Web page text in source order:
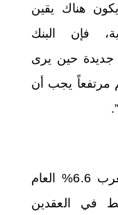
هناك يقين
فإن البنك
جديدة حين يرى
مرتفعاً يجب أن
وسجل معدل التضخم في المغرب 6.6% العام
كمتوسط في العقدين